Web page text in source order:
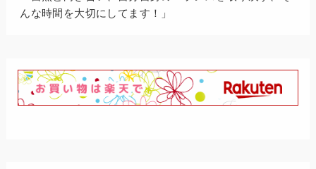
んな時間を大切にしてます！」